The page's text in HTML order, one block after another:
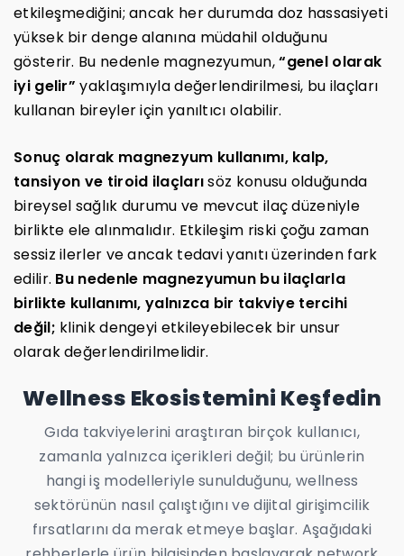
etkileşmediğini; ancak her durumda doz hassasiyeti
yüksek bir denge alanına müdahil olduğunu
gösterir. Bu nedenle magnezyumun,“genel olarak
iyi gelir” yaklaşımıyla değerlendirilmesi, bu ilaçları
kullanan bireyler için yanıltıcı olabilir.
Sonuç olarak magnezyum kullanımı, kalp,
tansiyon ve tiroid ilaçlarısöz konusu olduğunda
bireysel sağlık durumu ve mevcut ilaç düzeniyle
birlikte ele alınmalıdır. Etkileşim riski çoğu zaman
sessiz ilerler ve ancak tedavi yanıtı üzerinden fark
edilir. Bu nedenle magnezyumun bu ilaçlarla
birlikte kullanımı, yalnızca bir takviye tercihi
değil; klinik dengeyi etkileyebilecek bir unsur
olarak değerlendirilmelidir.
Wellness Ekosistemini Keşfedin
Gıda takviyelerini araştıran birçok kullanıcı,
zamanla yalnızca içerikleri değil; bu ürünlerin
hangi iş modelleriyle sunulduğunu, wellness
sektörünün nasıl çalıştığını ve dijital girişimcilik
fırsatlarını da merak etmeye başlar. Aşağıdaki